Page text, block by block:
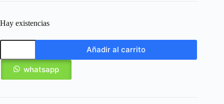
Hay existencias
Añadir al carrito
whatsapp